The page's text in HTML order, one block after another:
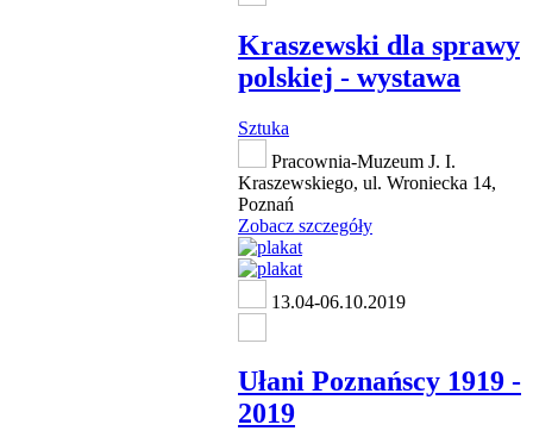
Kraszewski dla sprawy
polskiej - wystawa
Sztuka
Pracownia-Muzeum J. I.
Kraszewskiego, ul. Wroniecka 14,
Poznań
Zobacz szczegóły
13.04-06.10.2019
Ułani Poznańscy 1919 -
2019